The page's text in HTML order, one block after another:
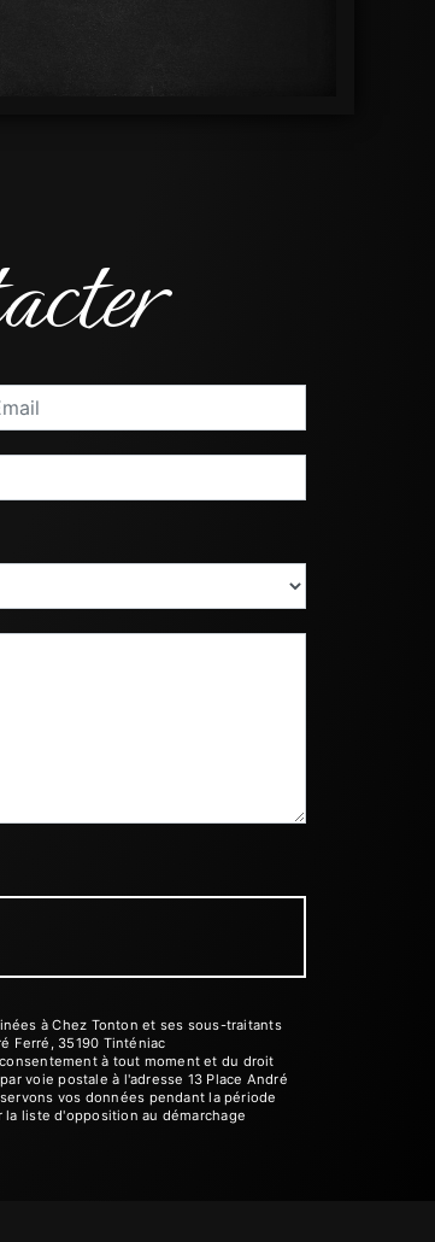
à Chez Tonton et ses sous-traitants
Ferré, 35190 Tinténiac
à tout moment et du droit
voie postale à l'adresse 13 Place André
vos données pendant la période
liste d'opposition au démarchage